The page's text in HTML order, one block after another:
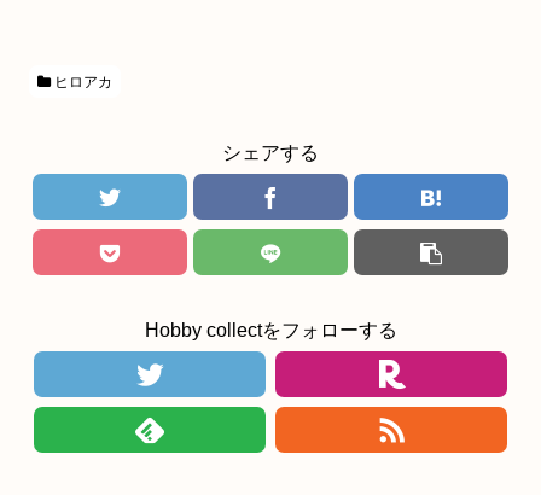
ヒロアカ
シェアする
Hobby collectをフォローする